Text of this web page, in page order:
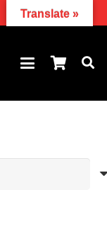
Translate »